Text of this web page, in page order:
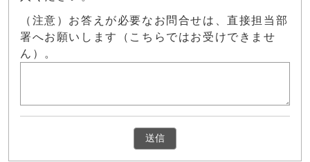
（注意）お答えが必要なお問合せは、直接担当部
署へお願いします（こちらではお受けできませ
ん）。